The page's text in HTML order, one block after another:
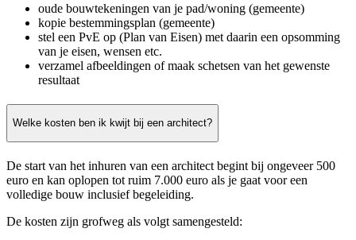
oude bouwtekeningen van je pad/woning (gemeente)
kopie bestemmingsplan (gemeente)
stel een PvE op (Plan van Eisen) met daarin een opsomming
van je eisen, wensen etc.
verzamel afbeeldingen of maak schetsen van het gewenste
resultaat
Welke kosten ben ik kwijt bij een architect?
De start van het inhuren van een architect begint bij ongeveer 500
euro en kan oplopen tot ruim 7.000 euro als je gaat voor een
volledige bouw inclusief begeleiding.
De kosten zijn grofweg als volgt samengesteld: